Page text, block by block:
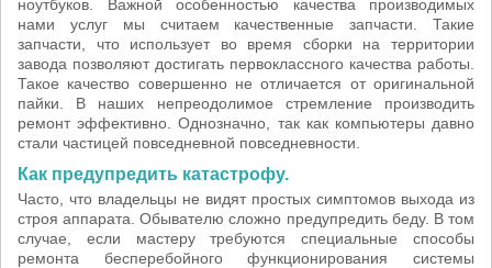
ноутбуков. Важной особенностью качества производимых
нами услуг мы считаем качественные запчасти. Такие
запчасти, что использует во время сборки на территории
завода позволяют достигать первоклассного качества работы.
Такое качество совершенно не отличается от оригинальной
пайки. В наших непреодолимое стремление производить
ремонт эффективно. Однозначно, так как компьютеры давно
стали частицей повседневной повседневности.
Как предупредить катастрофу.
Часто, что владельцы не видят простых симптомов выхода из
строя аппарата. Обывателю сложно предупредить беду. В том
случае, если мастеру требуются специальные способы
ремонта бесперебойного функционирования системы